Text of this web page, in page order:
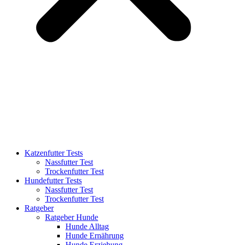
Katzenfutter Tests
Nassfutter Test
Trockenfutter Test
Hundefutter Tests
Nassfutter Test
Trockenfutter Test
Ratgeber
Ratgeber Hunde
Hunde Alltag
Hunde Ernährung